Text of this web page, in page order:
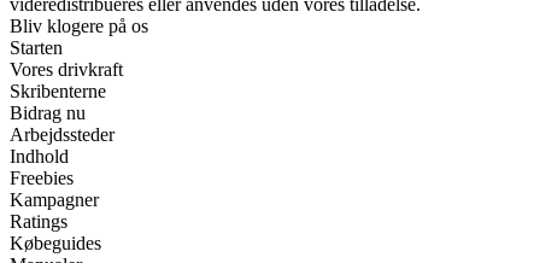
videredistribueres eller anvendes uden vores tilladelse.
Bliv klogere på os
Starten
Vores drivkraft
Skribenterne
Bidrag nu
Arbejdssteder
Indhold
Freebies
Kampagner
Ratings
Købeguides